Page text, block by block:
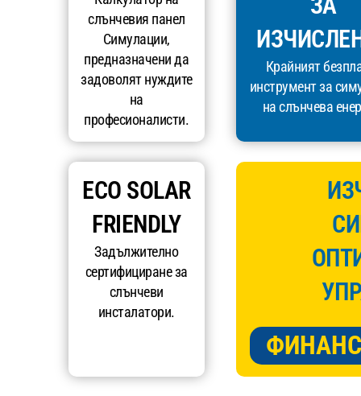
слънчевия панел
Симулации,
предназначени да
задоволят нуждите
на
професионалисти.
Крайният
инструмент за
на слънчева
ECO SOLAR
FRIENDLY
Задължително
сертифициране за
слънчеви
инсталатори.